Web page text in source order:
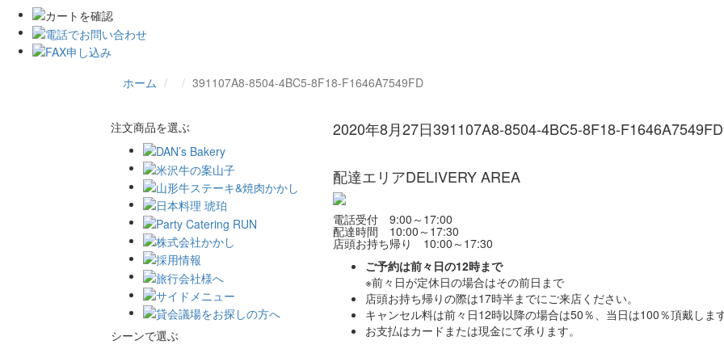
ホーム 391107A8-8504-4BC5-8F18-F1646A7549FD
2020年8月27日391107A8-8504-4BC5-8F18-F1646A7549FD
配達エリアDELIVERY AREA
電話受付 9:00～17:00
配達時間 10:00～17:30
店頭お持ち帰り 10:00～17:30
ご予約は前々日の12時まで
※前々日が定休日の場合はその前日まで
店頭お持ち帰りの際は17時半までにご来店ください。
キャンセル料は前々日12時以降の場合は50％、当日は100％頂戴しま
お支払はカードまたは現金にて承ります。
注文商品を選ぶ
シーンで選ぶ